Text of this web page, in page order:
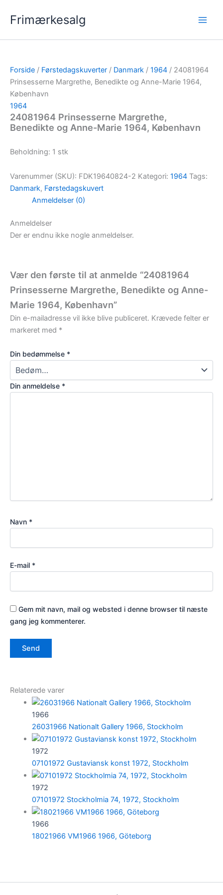
Frimærkesalg
Forside / Førstedagskuverter / Danmark / 1964 / 24081964
Prinsesserne Margrethe, Benedikte og Anne-Marie 1964,
København
1964
24081964 Prinsesserne Margrethe,
Benedikte og Anne-Marie 1964, København
Beholdning: 1 stk
Varenummer (SKU): FDK19640824-2 Kategori: 1964 Tags:
Danmark, Førstedagskuvert
Anmeldelser (0)
Anmeldelser
Der er endnu ikke nogle anmeldelser.
Vær den første til at anmelde “24081964
Prinsesserne Margrethe, Benedikte og Anne-
Marie 1964, København”
Din e-mailadresse vil ikke blive publiceret. Krævede felter er
markeret med *
Din bedømmelse *
Din anmeldelse *
Navn *
E-mail *
Gem mit navn, mail og websted i denne browser til næste
gang jeg kommenterer.
Relaterede varer
1966
26031966 Nationalt Gallery 1966, Stockholm
1972
07101972 Gustaviansk konst 1972, Stockholm
1972
07101972 Stockholmia 74, 1972, Stockholm
1966
18021966 VM1966 1966, Göteborg